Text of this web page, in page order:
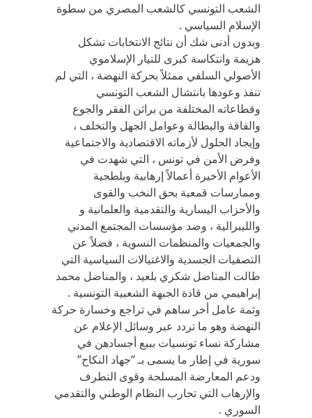
الشعب التونسي كالشعب المصري من سطوة
الإسلام السياسي .
وبدون أدنى شك أن نتائج الانتخابات تشكل
هزيمة وانتكاسة كبرى للتيار الإسلاموي
الأصولي السلفي ممثلاً بحركة النهضة ، التي لم
تنفذ وعودها بانتشال الشعب التونسي
وقطاعاته المختلفة من براثن الفقر والجوع
والفاقة والبطالة وعوامل الجهل والتخلف ،
وإيجاد الحلول لأزماته الاقتصادية والاجتماعية
وفرض الأمن في تونس ، التي شهدت في
الأعوام الأخيرة أعمالاً إرهابية وبلطجية
وممارسات قمعية بحق النخب والقوى
والأحزاب اليسارية والتقدمية والعلمانية و
والليبرالية ، وضد مؤسسات المجتمع المدني
والجمعيات والمنظمات النسوية ، فضلاً عن
التصفيات الجسدية والاغتيالات السياسية التي
طالت المناضل شكري بلعيد ، والمناضل محمد
إبراهيمي من قادة الجبهة الشعبية التونسية .
وثمة عامل أخر ساهم في تراجع وخسارة حركة
النهضة وهو ما تردد عبر وسائل الإعلام عن
مشاركة نساء تونسيات ببيع أجسادهن في
سورية في إطار ما يسمى بـ “جهاد النكاح”
ودعم المعارضة المسلحة وقوى التطرف
والإرهاب التي تحارب النظام الوطني والتقدمي
السوري .